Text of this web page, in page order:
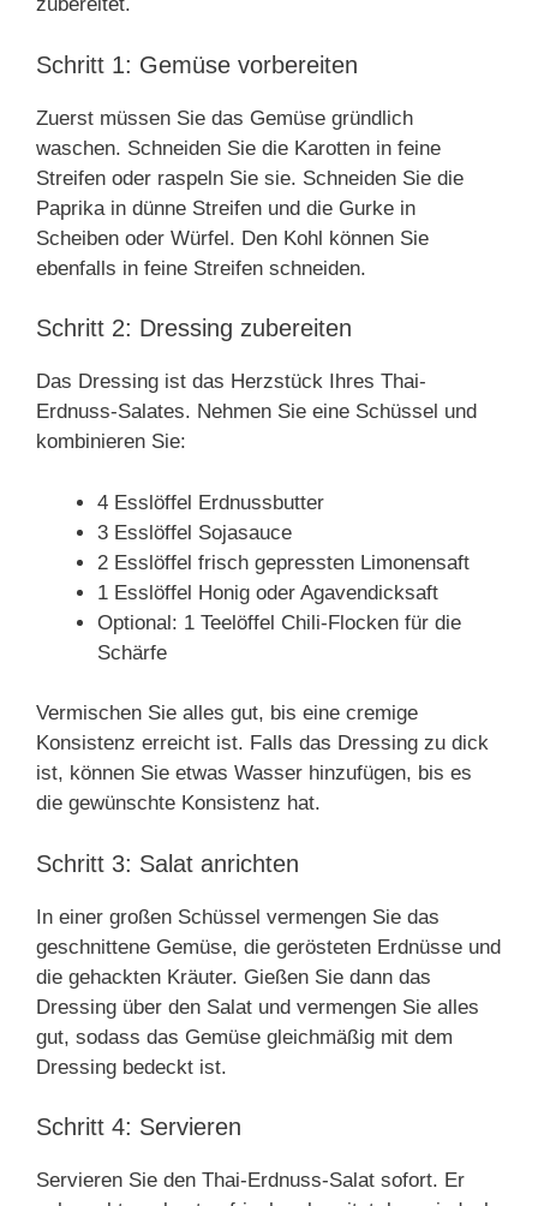
Schritt 1: Gemüse vorbereiten
Zuerst müssen Sie das Gemüse gründlich
waschen. Schneiden Sie die Karotten in feine
Streifen oder raspeln Sie sie. Schneiden Sie die
Paprika in dünne Streifen und die Gurke in
Scheiben oder Würfel. Den Kohl können Sie
ebenfalls in feine Streifen schneiden.
Schritt 2: Dressing zubereiten
Das Dressing ist das Herzstück Ihres Thai-
Erdnuss-Salates. Nehmen Sie eine Schüssel und
kombinieren Sie:
4 Esslöffel Erdnussbutter
3 Esslöffel Sojasauce
2 Esslöffel frisch gepressten Limonensaft
1 Esslöffel Honig oder Agavendicksaft
Optional: 1 Teelöffel Chili-Flocken für die
Schärfe
Vermischen Sie alles gut, bis eine cremige
Konsistenz erreicht ist. Falls das Dressing zu dick
ist, können Sie etwas Wasser hinzufügen, bis es
die gewünschte Konsistenz hat.
Schritt 3: Salat anrichten
In einer großen Schüssel vermengen Sie das
geschnittene Gemüse, die gerösteten Erdnüsse und
die gehackten Kräuter. Gießen Sie dann das
Dressing über den Salat und vermengen Sie alles
gut, sodass das Gemüse gleichmäßig mit dem
Dressing bedeckt ist.
Schritt 4: Servieren
Servieren Sie den Thai-Erdnuss-Salat sofort. Er